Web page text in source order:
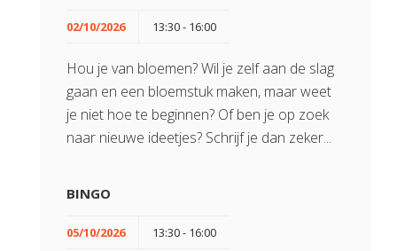
02/10/2026 13:30 - 16:00
Hou je van bloemen? Wil je zelf aan de slag
gaan en een bloemstuk maken, maar weet
je niet hoe te beginnen? Of ben je op zoek
naar nieuwe ideetjes? Schrijf je dan zeker...
BINGO
05/10/2026 13:30 - 16:00